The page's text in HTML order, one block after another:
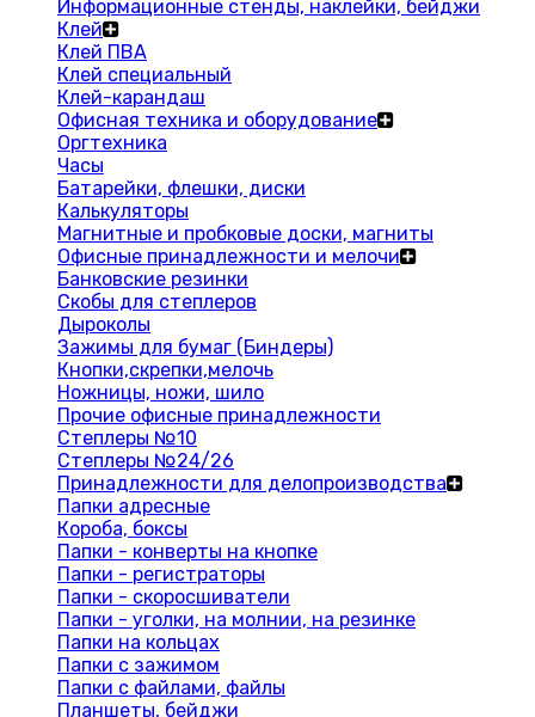
Информационные стенды, наклейки, бейджи
Клей
Клей ПВА
Клей специальный
Клей-карандаш
Офисная техника и оборудование
Оргтехника
Часы
Батарейки, флешки, диски
Калькуляторы
Магнитные и пробковые доски, магниты
Офисные принадлежности и мелочи
Банковские резинки
Скобы для степлеров
Дыроколы
Зажимы для бумаг (Биндеры)
Кнопки,скрепки,мелочь
Ножницы, ножи, шило
Прочие офисные принадлежности
Степлеры №10
Степлеры №24/26
Принадлежности для делопроизводства
Папки адресные
Короба, боксы
Папки - конверты на кнопке
Папки - регистраторы
Папки - скоросшиватели
Папки - уголки, на молнии, на резинке
Папки на кольцах
Папки с зажимом
Папки с файлами, файлы
Планшеты, бейджи